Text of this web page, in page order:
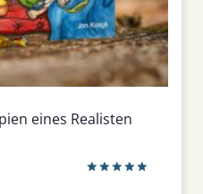
eines Realisten